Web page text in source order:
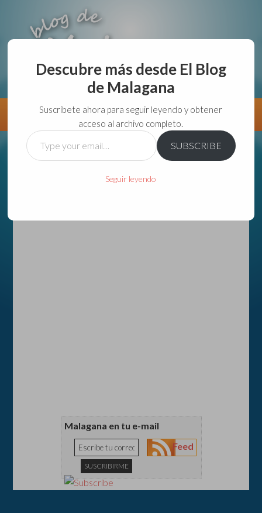
aunque lo haga de malas lo hago....
Información Directorio VivirGuadalajara
Malagana en tu e-mail
Feed
Descubre más desde El Blog
de Malagana
Suscríbete ahora para seguir leyendo y obtener
acceso al archivo completo.
Type
your
SUBSCRIBE
Seguir leyendo